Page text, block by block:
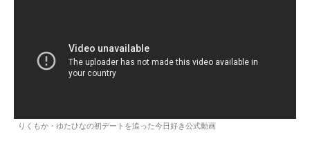
りくもか・ゆたひなの初デートを追った今日好き公式動画